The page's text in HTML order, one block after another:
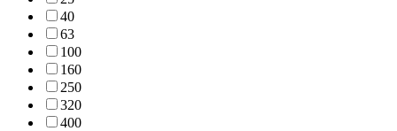
40
63
100
160
250
320
400